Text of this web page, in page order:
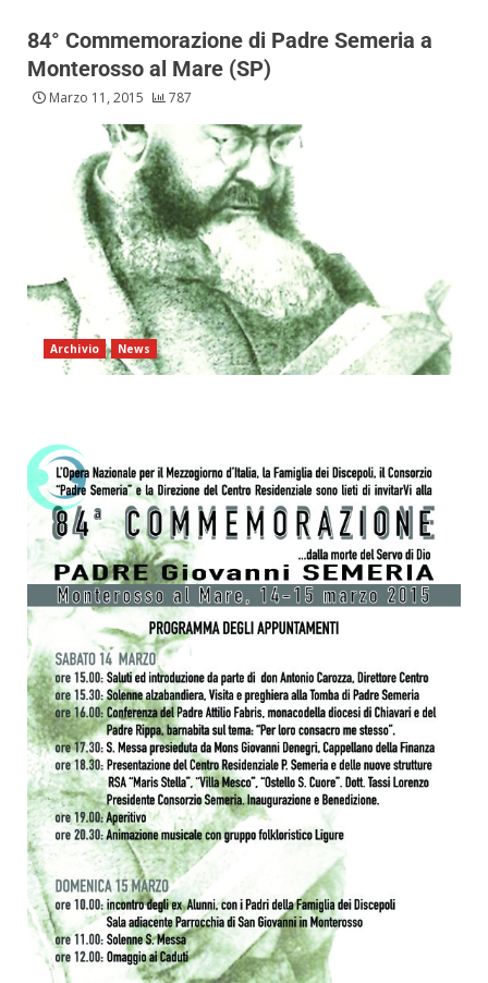
84° Commemorazione di Padre Semeria a
Monterosso al Mare (SP)
Marzo 11, 2015 787
Archivio News